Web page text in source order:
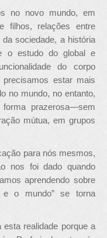
no novo mundo, em
filhos, relações entre
sociedade, a história
o estudo do global e
do corpo
estar mais
no mundo, no entanto,
prazerosa—sem
mútua, em grupos
para nós mesmos,
nos foi dado quando
aprendendo sobre
e o mundo” se torna
realidade porque a